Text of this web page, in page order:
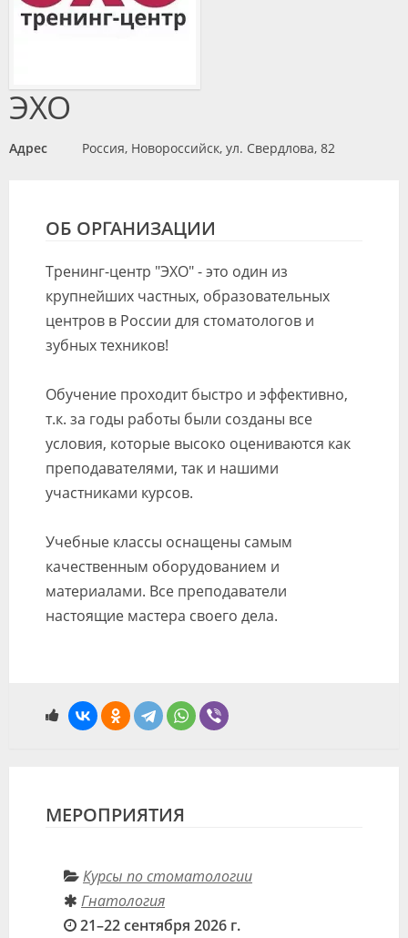
Видео
Клиники
ЭХО
Адрес Россия, Новороссийск, ул. Свердлова, 82
ОБ ОРГАНИЗАЦИИ
Тренинг-центр "ЭХО" - это один из
крупнейших частных, образовательных
центров в России для стоматологов и
зубных техников!
Обучение проходит быстро и эффективно,
т.к. за годы работы были созданы все
условия, которые высоко оцениваются как
преподавателями, так и нашими
участниками курсов.
Учебные классы оснащены самым
качественным оборудованием и
материалами. Все преподаватели
настоящие мастера своего дела.
МЕРОПРИЯТИЯ
Курсы по стоматологии
Гнатология
21–22 сентября 2026 г.